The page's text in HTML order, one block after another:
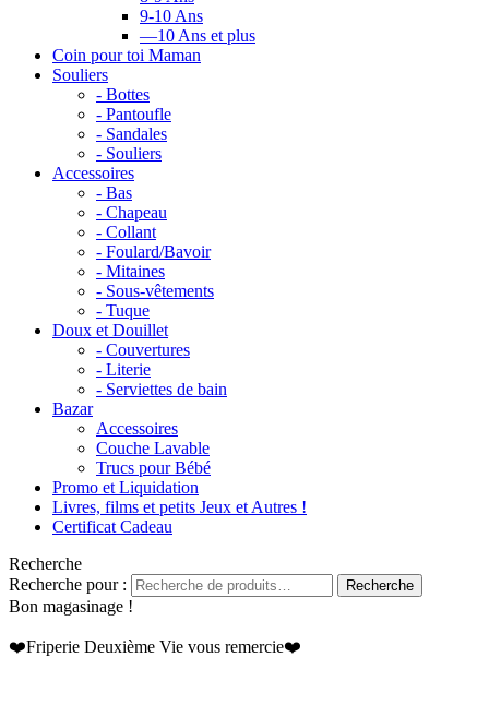
9-10 Ans
—10 Ans et plus
Coin pour toi Maman
Souliers
- Bottes
- Pantoufle
- Sandales
- Souliers
Accessoires
- Bas
- Chapeau
- Collant
- Foulard/Bavoir
- Mitaines
- Sous-vêtements
- Tuque
Doux et Douillet
- Couvertures
- Literie
- Serviettes de bain
Bazar
Accessoires
Couche Lavable
Trucs pour Bébé
Promo et Liquidation
Livres, films et petits Jeux et Autres !
Certificat Cadeau
Recherche
Recherche pour :
Recherche
Bon magasinage !
❤️Friperie Deuxième Vie vous remercie❤️